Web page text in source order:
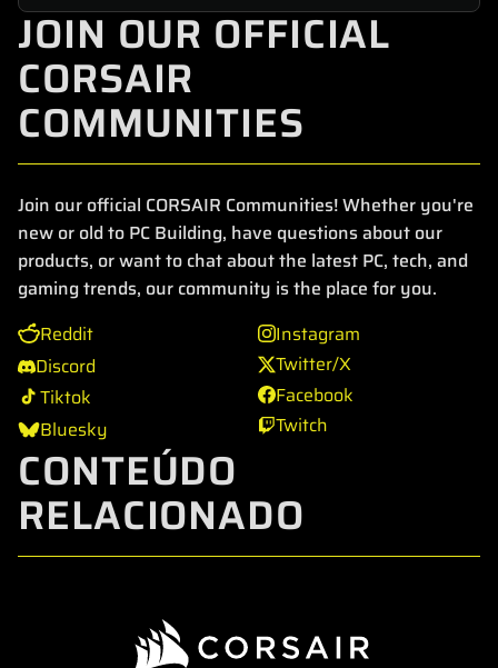
JOIN OUR OFFICIAL
CORSAIR
COMMUNITIES
Join our official CORSAIR Communities! Whether you're
new or old to PC Building, have questions about our
products, or want to chat about the latest PC, tech, and
gaming trends, our community is the place for you.
Reddit
Discord
Tiktok
Bluesky
Instagram
Twitter/X
Facebook
Twitch
CONTEÚDO
RELACIONADO